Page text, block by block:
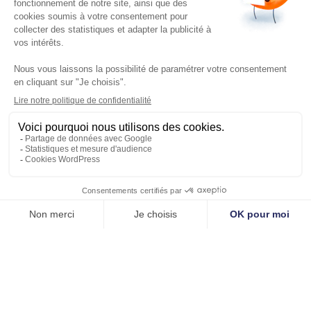
Sécurité incendie
Désenfumage mécanique
Portes coupe-feu
Interphonie de sécurité
AMI2S 12 ter rue de